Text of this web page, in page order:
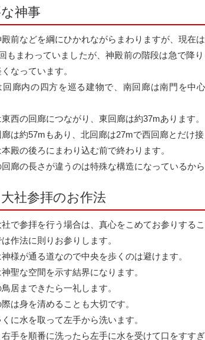
神事
前などを綱にひかれながらまわりますが、現在は
もまわっていましたが、神殿前の階段は急で降
なっています。
回廊内の四方を巡る建物で、南回廊は南門を中
西の回廊につながり、東回廊は約37mあります。
は約57mもあり、北回廊は27mで西回廊とだけ接
殿の後ろにまわり込む前で終わります。
廊の長さが違うのは特殊な構造になっているから
社参拝のお作法
で参拝を行う場合は、真心をこめてお参りする
作法に則りお参りします。
様が通る道なので中央を歩くのは避けます。
聖な空間を示す結界になります。
居まできたら一礼します。
は身を清めることも大切です。
に水を取って左手から洗います。
手を順番に洗ったら左手に水を受けて口をすすぎ